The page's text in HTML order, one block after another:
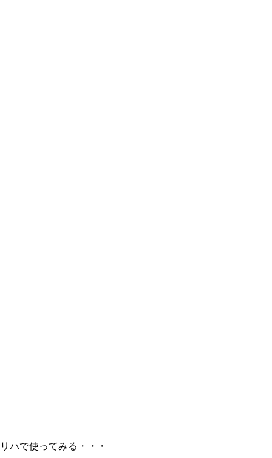
リハで使ってみる・・・